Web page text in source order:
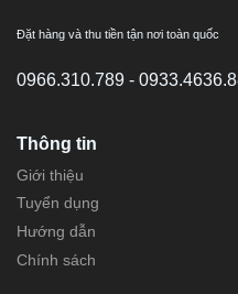
Đặt hàng và thu tiền tận nơi toàn quốc
0966.310.789 -
Thông tin
Giới thiệu
Tuyển dụng
Hướng dẫn
Chính sách